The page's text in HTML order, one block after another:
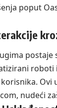
poput
postaje
nudeći